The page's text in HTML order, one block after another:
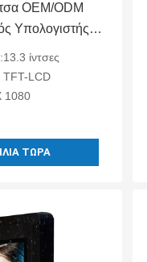
OEM/ODM
Υπολογιστής
ίντσες
LCD
1080
ΤΏΡΑ